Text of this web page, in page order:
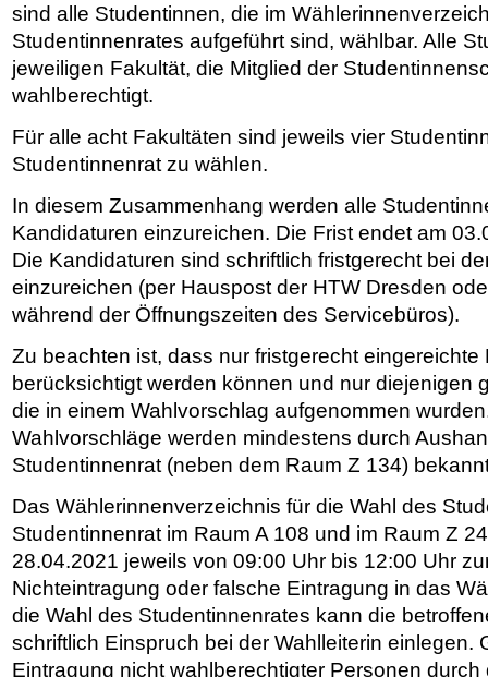
sind alle Studentinnen, die im
Studentinnenrates aufgeführt sind, wählbar. Alle
jeweiligen Fakultät, die Mitglied der
wahlberechtigt.
Für alle acht Fakultäten sind jeweils vier
Studentinnenrat zu wählen.
In diesem Zusammenhang werden alle
Kandidaturen einzureichen. Die Frist endet am
Die Kandidaturen sind schriftlich fristgerecht bei
einzureichen (per Hauspost der HTW Dresden
während der Öffnungszeiten des Servicebüros).
Zu beachten ist, dass nur fristgerecht eingereichte
berücksichtigt werden können und nur diejenigen
die in einem Wahlvorschlag aufgenommen
Wahlvorschläge werden mindestens durch
Studentinnenrat (neben dem Raum Z 134)
Das Wählerinnenverzeichnis für die Wahl des
Studentinnenrat im Raum A 108 und im Raum Z
28.04.2021 jeweils von 09:00 Uhr bis 12:00 Uhr
Nichteintragung oder falsche Eintragung in das
die Wahl des Studentinnenrates kann die
schriftlich Einspruch bei der Wahlleiterin einlegen.
Eintragung nicht wahlberechtigter Personen durch